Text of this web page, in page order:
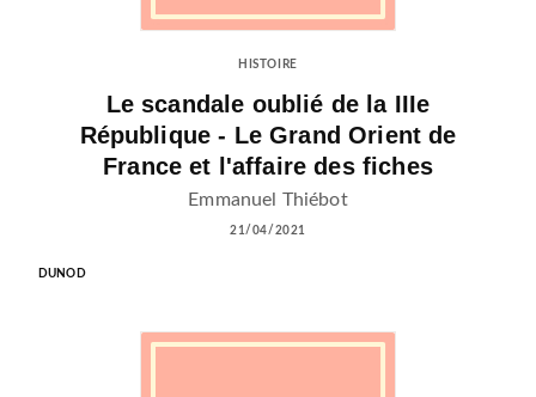
HISTOIRE
Le scandale oublié de la IIIe
République - Le Grand Orient de
France et l'affaire des fiches
Emmanuel Thiébot
21/04/2021
DUNOD